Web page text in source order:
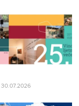
30.07.2026